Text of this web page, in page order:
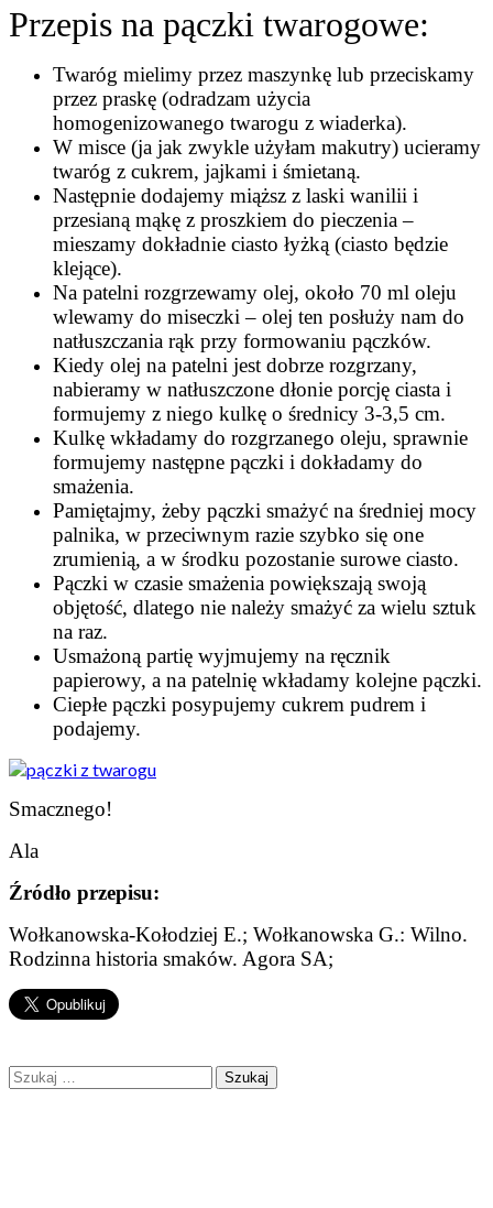
Przepis na pączki twarogowe:
Twaróg mielimy przez maszynkę lub przeciskamy
przez praskę (odradzam użycia
homogenizowanego twarogu z wiaderka).
W misce (ja jak zwykle użyłam makutry) ucieramy
twaróg z cukrem, jajkami i śmietaną.
Następnie dodajemy miąższ z laski wanilii i
przesianą mąkę z proszkiem do pieczenia –
mieszamy dokładnie ciasto łyżką (ciasto będzie
klejące).
Na patelni rozgrzewamy olej, około 70 ml oleju
wlewamy do miseczki – olej ten posłuży nam do
natłuszczania rąk przy formowaniu pączków.
Kiedy olej na patelni jest dobrze rozgrzany,
nabieramy w natłuszczone dłonie porcję ciasta i
formujemy z niego kulkę o średnicy 3-3,5 cm.
Kulkę wkładamy do rozgrzanego oleju, sprawnie
formujemy następne pączki i dokładamy do
smażenia.
Pamiętajmy, żeby pączki smażyć na średniej mocy
palnika, w przeciwnym razie szybko się one
zrumienią, a w środku pozostanie surowe ciasto.
Pączki w czasie smażenia powiększają swoją
objętość, dlatego nie należy smażyć za wielu sztuk
na raz.
Usmażoną partię wyjmujemy na ręcznik
papierowy, a na patelnię wkładamy kolejne pączki.
Ciepłe pączki posypujemy cukrem pudrem i
podajemy.
Smacznego!
Ala
Źródło przepisu:
Wołkanowska-Kołodziej E.; Wołkanowska G.: Wilno.
Rodzinna historia smaków. Agora SA;
Szukaj: